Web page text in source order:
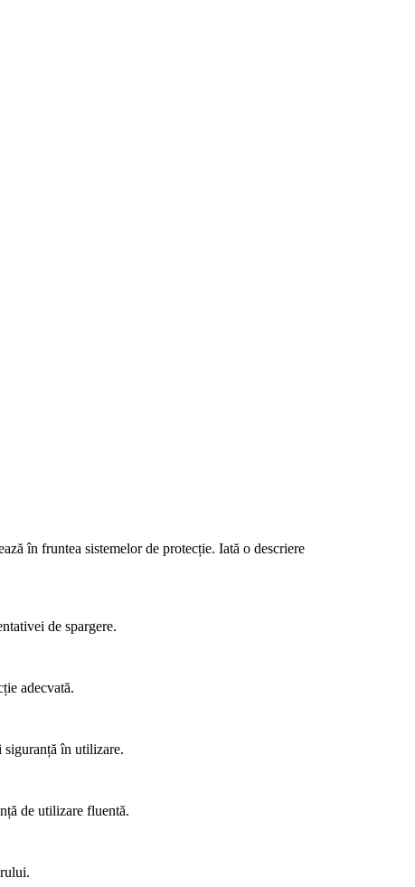
în fruntea sistemelor de protecție. Iată o descriere
de spargere.
adecvată.
siguranță în utilizare.
de utilizare fluentă.